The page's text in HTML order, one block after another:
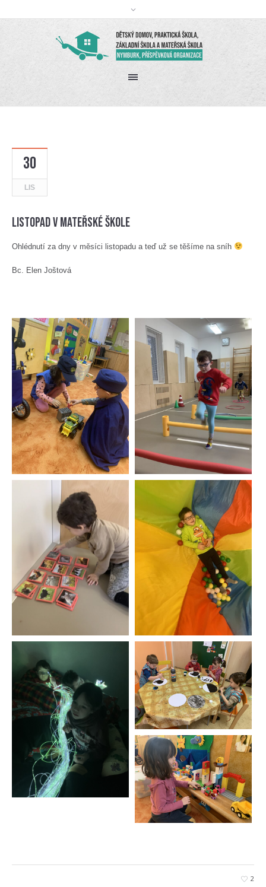
30
LIS
Listopad v mateřské škole
Ohlédnutí za dny v měsíci listopadu a teď už se těšíme na sníh
Bc. Elen Joštová
2